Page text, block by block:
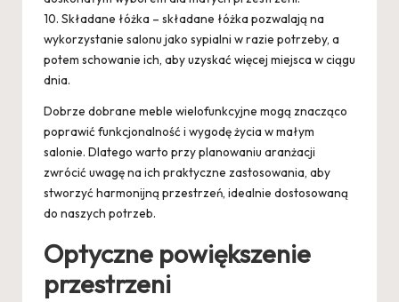
10. Składane łóżka – składane łóżka pozwalają na
wykorzystanie salonu jako sypialni w razie potrzeby, a
potem schowanie ich, aby uzyskać więcej miejsca w ciągu
dnia.
Dobrze dobrane meble wielofunkcyjne mogą znacząco
poprawić funkcjonalność i wygodę życia w małym
salonie. Dlatego warto przy planowaniu aranżacji
zwrócić uwagę na ich praktyczne zastosowania, aby
stworzyć harmonijną przestrzeń, idealnie dostosowaną
do naszych potrzeb.
Optyczne powiększenie
przestrzeni